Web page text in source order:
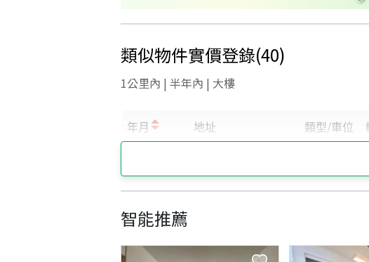
類似物件實價登錄(40)
1公里內 | 半年內 | 大樓
智能推薦